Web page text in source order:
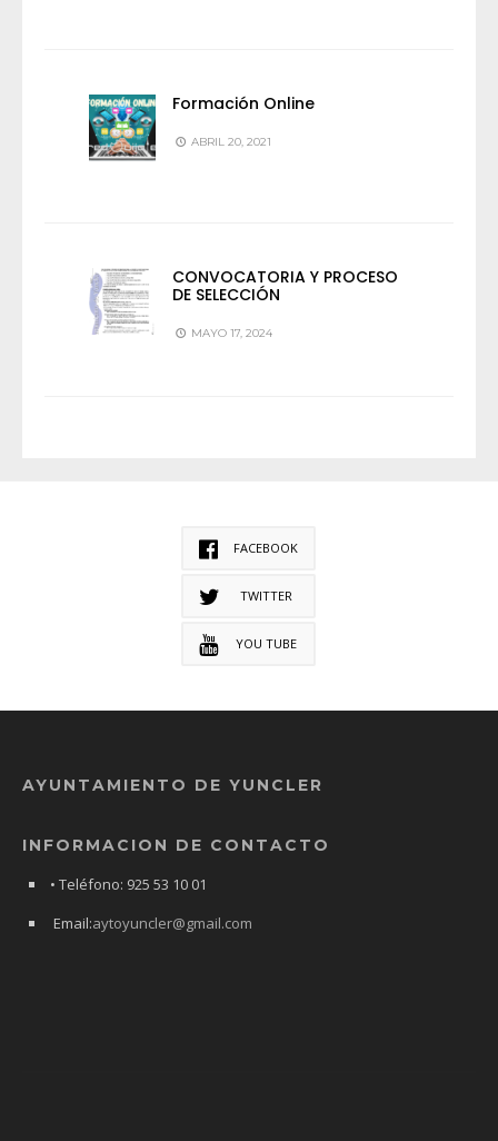
Formación Online
ABRIL 20, 2021
CONVOCATORIA Y PROCESO
DE SELECCIÓN
MAYO 17, 2024
FACEBOOK
TWITTER
YOU TUBE
AYUNTAMIENTO DE YUNCLER
INFORMACION DE CONTACTO
• Teléfono: 925 53 10 01
Email:aytoyuncler@gmail.com